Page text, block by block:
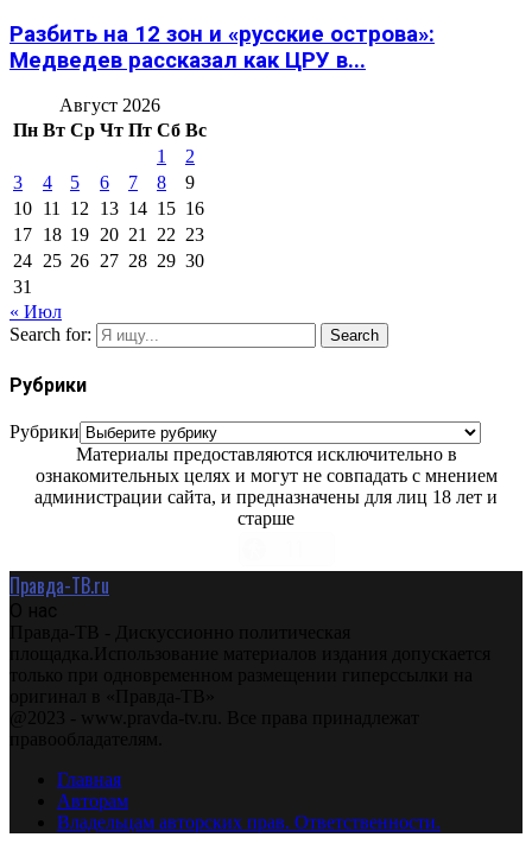
Разбить на 12 зон и «русские острова»:
Медведев рассказал как ЦРУ в...
Август 2026
Пн Вт Ср Чт Пт Сб Вс
1
2
3
4 5 6 7 8
9
10 11 12 13 14 15 16
17 18 19 20 21 22 23
24 25 26 27 28 29 30
31
« Июл
Search for:
Search
Рубрики
Рубрики
Материалы предоставляются исключительно в
ознакомительных целях и могут не совпадать с мнением
администрации сайта, и предназначены для лиц 18 лет и
старше
Правда-ТВ.ru
О нас
Правда-ТВ - Дискуссионно политическая
площадка.Использование материалов издания допускается
только при одновременном размещении гиперссылки на
оригинал в «Правда-ТВ»
@2023 - www.pravda-tv.ru. Все права принадлежат
правообладателям.
Главная
Авторам
Владельцам авторских прав. Ответственности.